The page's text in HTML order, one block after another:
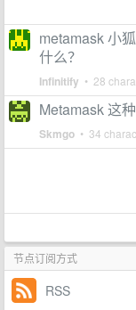
metamask 小
什么？
Infinitify • 28
Metamask 这
Skmgo • 34
节点订阅方式
RSS